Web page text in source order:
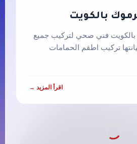
بالكويت
فني صحي لتركيب جميع
تركيب اطقم الحمامات
اقرأ المزيد →